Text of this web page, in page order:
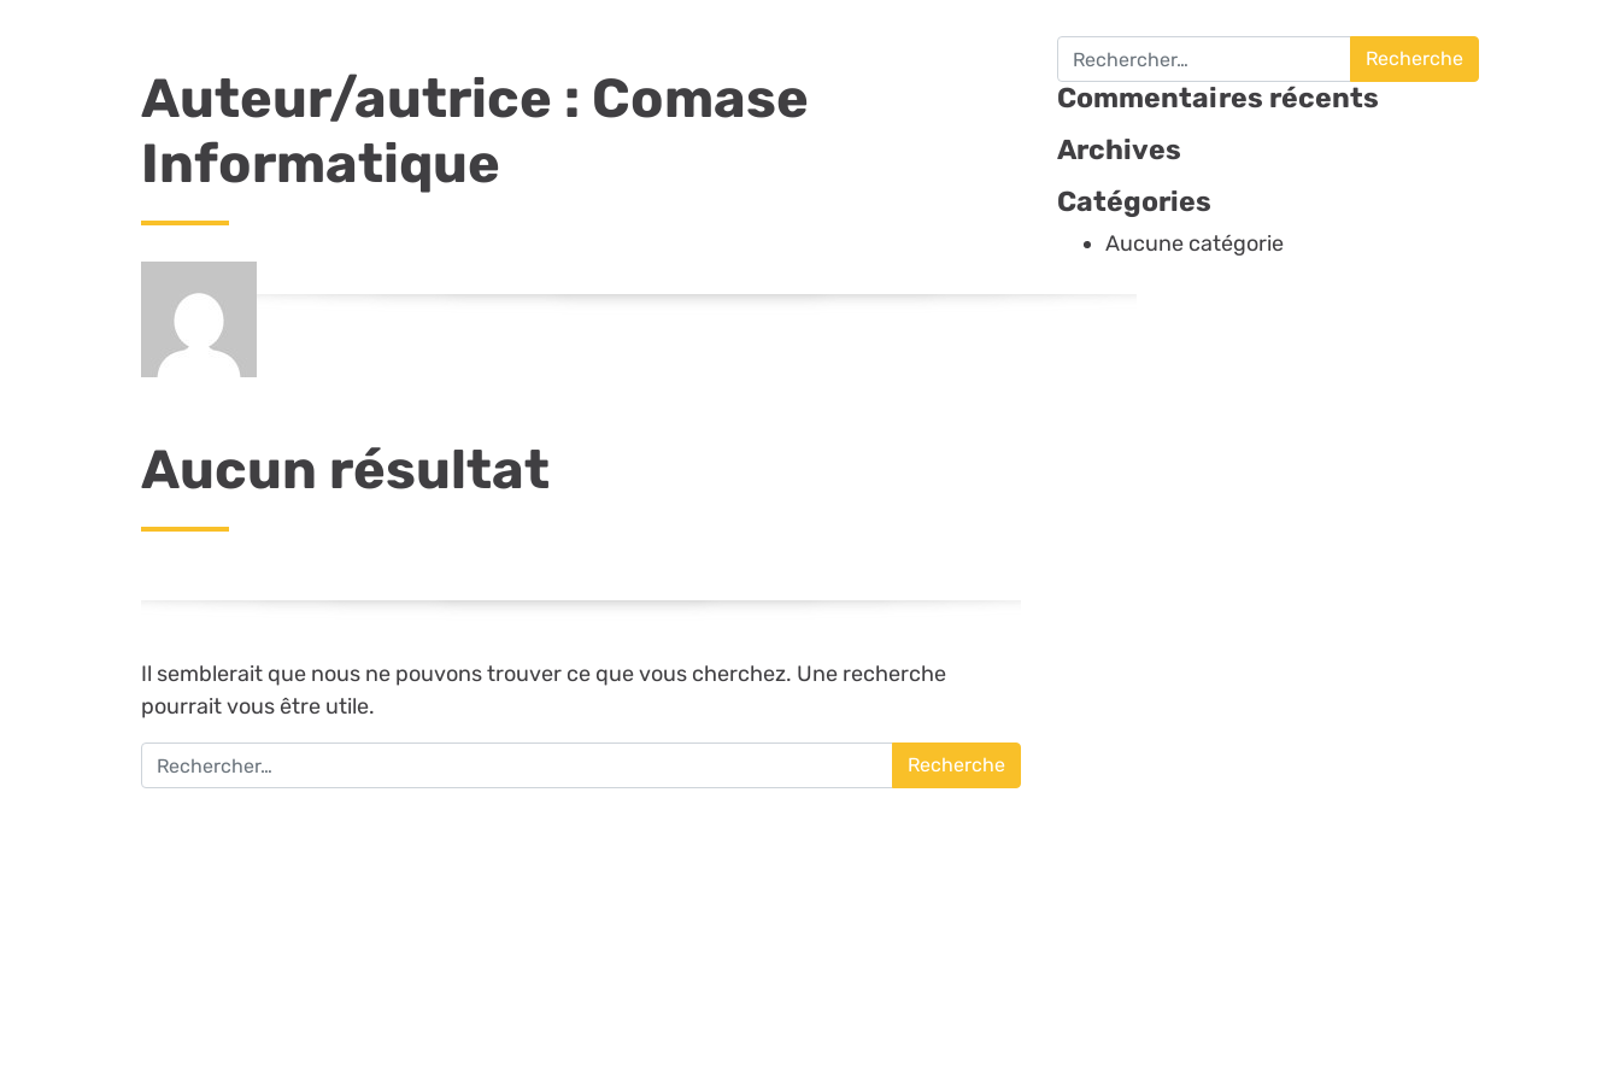
Auteur/autrice : Comase
Informatique
Aucun résultat
Il semblerait que nous ne pouvons trouver ce que vous cherchez. Une recherche
pourrait vous être utile.
Recherche pour :
Recherche pour :
Commentaires récents
Archives
Catégories
Aucune catégorie